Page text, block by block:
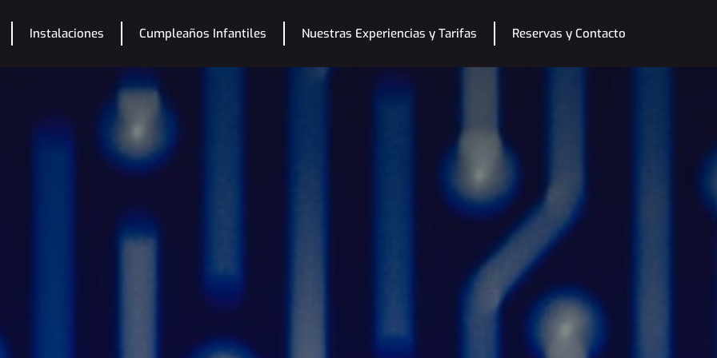
Instalaciones Cumpleaños Infantiles Nuestras Experiencias y Tarifas Reservas y Contacto